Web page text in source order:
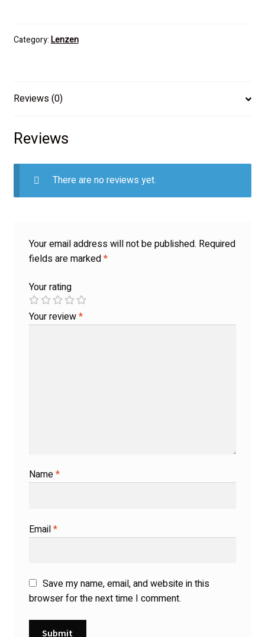
Category:Lenzen
Reviews (0)
Reviews
There are no reviews yet.
Your email address will not be published. Required
fields are marked*
Your rating
Your review*
Name*
Email*
Save my name, email, and website in this
browser for the next time I comment.